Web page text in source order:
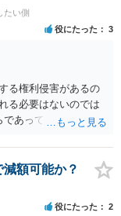
考えいただくといい
相手も納得できるか
の内容からは判断
意することはリス
条項を記載するべき
対する回答は以上で
、お近くの弁護士に
ス等を求めることを
誓約書は、裁判上
誓約書の具体的内容
定の証拠価値はある
円を貸付扱いに変更
円は不当利得（受け
て返還請求されてい
かと存じます。 ④ 私
が既に約100万あり。
220万円を支払う事は
る可能性はあります
執行により不動産等
られることになりま
、その場合は分割払
な事情であれば、私
たい側
役にたった 3
る権利侵害があるの
る必要はないのでは
あっても、そこに紐
的損害が発生したと
る可能性も低いので
額可能か？
役にたった 2